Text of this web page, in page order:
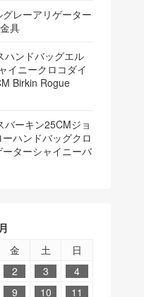
レーアリゲーター
具
ハンドバッグエル
イニークロコダイ
Birkin Rogue
バーキン25CMジョ
ハンドバッグクロ
ターシャイニーバ
金 土
日
2 3
4
9 10
11